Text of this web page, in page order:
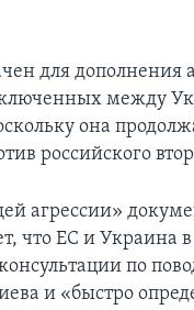
для дополнения
между
она
российского
агрессии»
что ЕС и Украина
по
и «быстро